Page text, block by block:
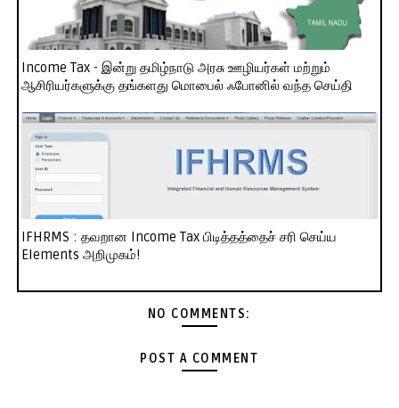
Income Tax - இன்று தமிழ்நாடு அரசு ஊழியர்கள் மற்றும்
ஆசிரியர்களுக்கு தங்களது மொபைல் ஃபோனில் வந்த செய்தி
IFHRMS : தவறான Income Tax பிடித்தத்தைச் சரி செய்ய
Elements அறிமுகம்!
NO COMMENTS:
POST A COMMENT